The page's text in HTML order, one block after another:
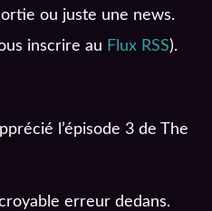
ou juste une news.
inscrire au Flux RSS).
l’épisode 3 de The
erreur dedans.